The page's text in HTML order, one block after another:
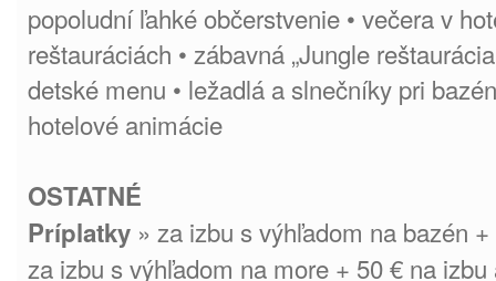
popoludní ľahké občerstvenie • večera v
reštauráciách • zábavná „Jungle
detské menu • ležadlá a slnečníky pri
hotelové animácie
OSTATNÉ
Príplatky » za izbu s výhľadom na bazén
za izbu s výhľadom na more + 50 € na